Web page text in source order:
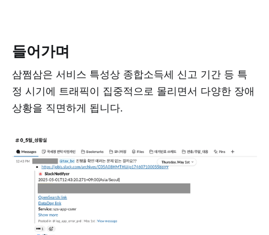
들어가며
삼쩜삼은 서비스 특성상 종합소득세 신고 기간 등 특
정 시기에 트래픽이 집중적으로 몰리면서 다양한 장애
상황을 직면하게 됩니다.